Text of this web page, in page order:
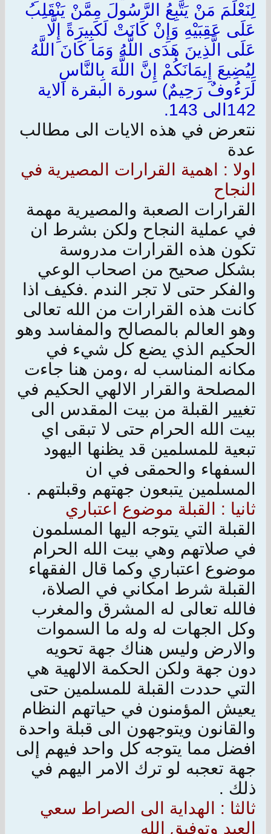
لِنَعْلَمَ مَنْ يَتَّبِعُ الرَّسُولَ مِمَّنْ يَنْقَلِبُ
عَلَى عَقِبَيْهِ وَإِنْ كَانَتْ لَكَبِيرَةً إِلَّا
عَلَى الَّذِينَ هَدَى اللَّهُ وَمَا كَانَ اللَّهُ
لِيُضِيعَ إِيمَانَكُمْ إِنَّ اللَّهَ بِالنَّاسِ
لَرَءُوفٌ رَحِيمٌ) سورة البقرة الاية
142الى 143.
نتعرض في هذه الايات الى مطالب
عدة
اولا : اهمية القرارات المصيرية في
النجاح
القرارات الصعبة والمصيرية مهمة
في عملية النجاح ولكن بشرط ان
تكون هذه القرارات مدروسة
بشكل صحيح من اصحاب الوعي
والفكر حتى لا تجر الندم .فكيف اذا
كانت هذه القرارات من الله تعالى
وهو العالم بالمصالح والمفاسد وهو
الحكيم الذي يضع كل شيء في
مكانه المناسب له ،ومن هنا جاءت
المصلحة والقرار الالهي الحكيم في
تغيير القبلة من بيت المقدس الى
بيت الله الحرام حتى لا تبقى اي
تبعية للمسلمين قد يظنها اليهود
السفهاء والحمقى في ان
المسلمين يتبعون جهتهم وقبلتهم .
ثانيا : القبلة موضوع اعتباري
القبلة التي يتوجه اليها المسلمون
في صلاتهم وهي بيت الله الحرام
موضوع اعتباري وكما قال الفقهاء
القبلة شرط امكاني في الصلاة،
فالله تعالى له المشرق والمغرب
وكل الجهات له وله ما السموات
والارض وليس هناك جهة تحويه
دون جهة ولكن الحكمة الالهية هي
التي حددت القبلة للمسلمين حتى
يعيش المؤمنون في حياتهم النظام
والقانون ويتوجهون الى قبلة واحدة
افضل مما يتوجه كل واحد فيهم إلى
جهة تعجبه لو ترك الامر اليهم في
ذلك .
ثالثا : الهداية الى الصراط سعي
العبد وتوفيق الله